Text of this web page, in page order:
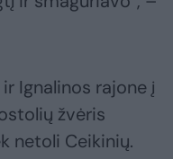
Ignalinos rajone į
žvėris
netoli Ceikinių.